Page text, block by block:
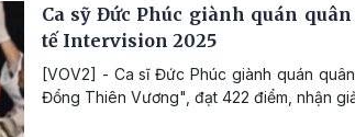
Ca sỹ Đức Phúc giành quán
tế Intervision 2025
[VOV2] - Ca sĩ Đức Phúc giành quán
Đổng Thiên Vương", đạt 422 điểm, nhận